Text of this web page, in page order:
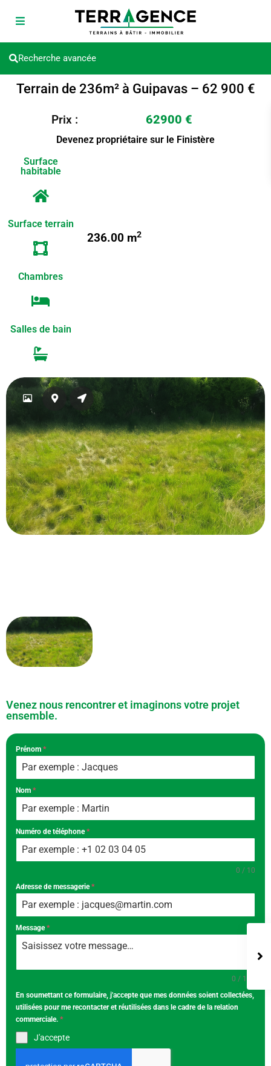
Recherche avancée
Terrain de 236m² à Guipavas – 62 900 €
Prix : 62900 €
Devenez propriétaire sur le Finistère
Surface
habitable
Surface terrain
236.00 m2
Chambres
Salles de bain
Venez nous rencontrer et imaginons votre projet
ensemble.
Prénom *
Nom *
Numéro de téléphone*
0 / 10
Adresse de messagerie*
Message*
0 / 100
En soumettant ce formulaire, j'accepte que mes données soient collectées,
utilisées pour me recontacter et réutilisées dans le cadre de la relation
commerciale. *
J'accepte